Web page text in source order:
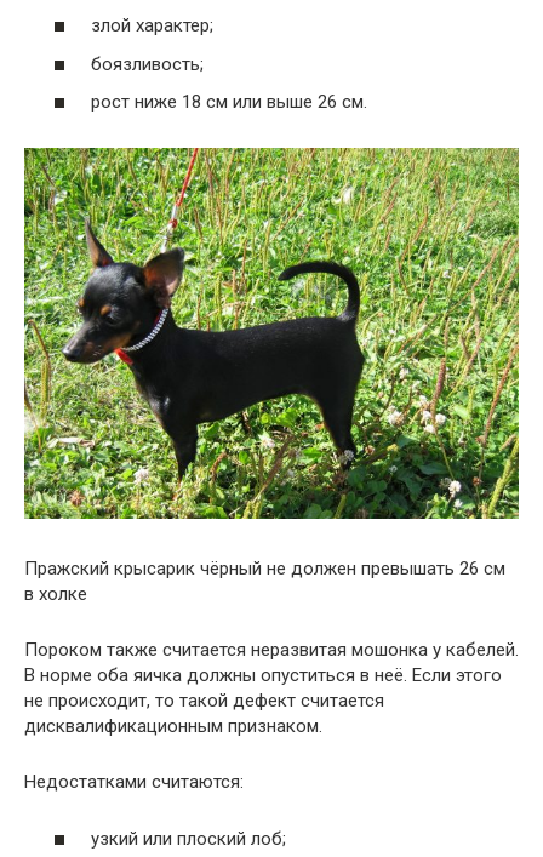
злой характер;
боязливость;
рост ниже 18 см или выше 26 см.
Пражский крысарик чёрный не должен превышать 26 см
в холке
Пороком также считается неразвитая мошонка у кабелей.
В норме оба яичка должны опуститься в неё. Если этого
не происходит, то такой дефект считается
дисквалификационным признаком.
Недостатками считаются:
узкий или плоский лоб;